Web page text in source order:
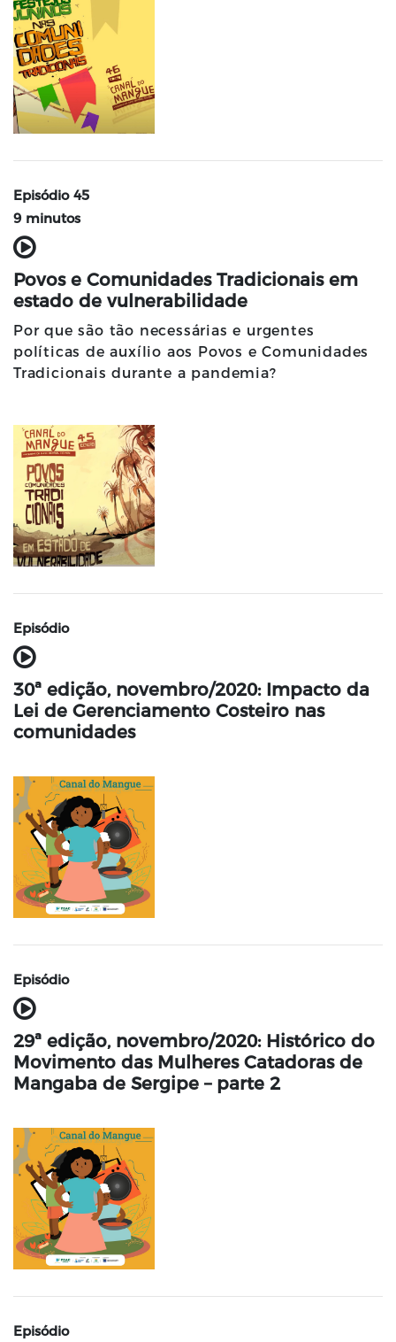
Episódio 45
9 minutos
Povos e Comunidades Tradicionais em
estado de vulnerabilidade
Por que são tão necessárias e urgentes
políticas de auxílio aos Povos e Comunidades
Tradicionais durante a pandemia?
Episódio
30ª edição, novembro/2020: Impacto da
Lei de Gerenciamento Costeiro nas
comunidades
Episódio
29ª edição, novembro/2020: Histórico do
Movimento das Mulheres Catadoras de
Mangaba de Sergipe – parte 2
Episódio